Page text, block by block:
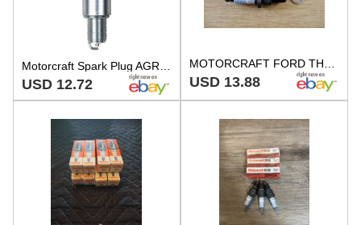
Motorcraft Spark Plug AGR22C for Hyundai Subaru Suzuki Renault Isuzu Dodge 66-99
USD 12.72 USD 13.88